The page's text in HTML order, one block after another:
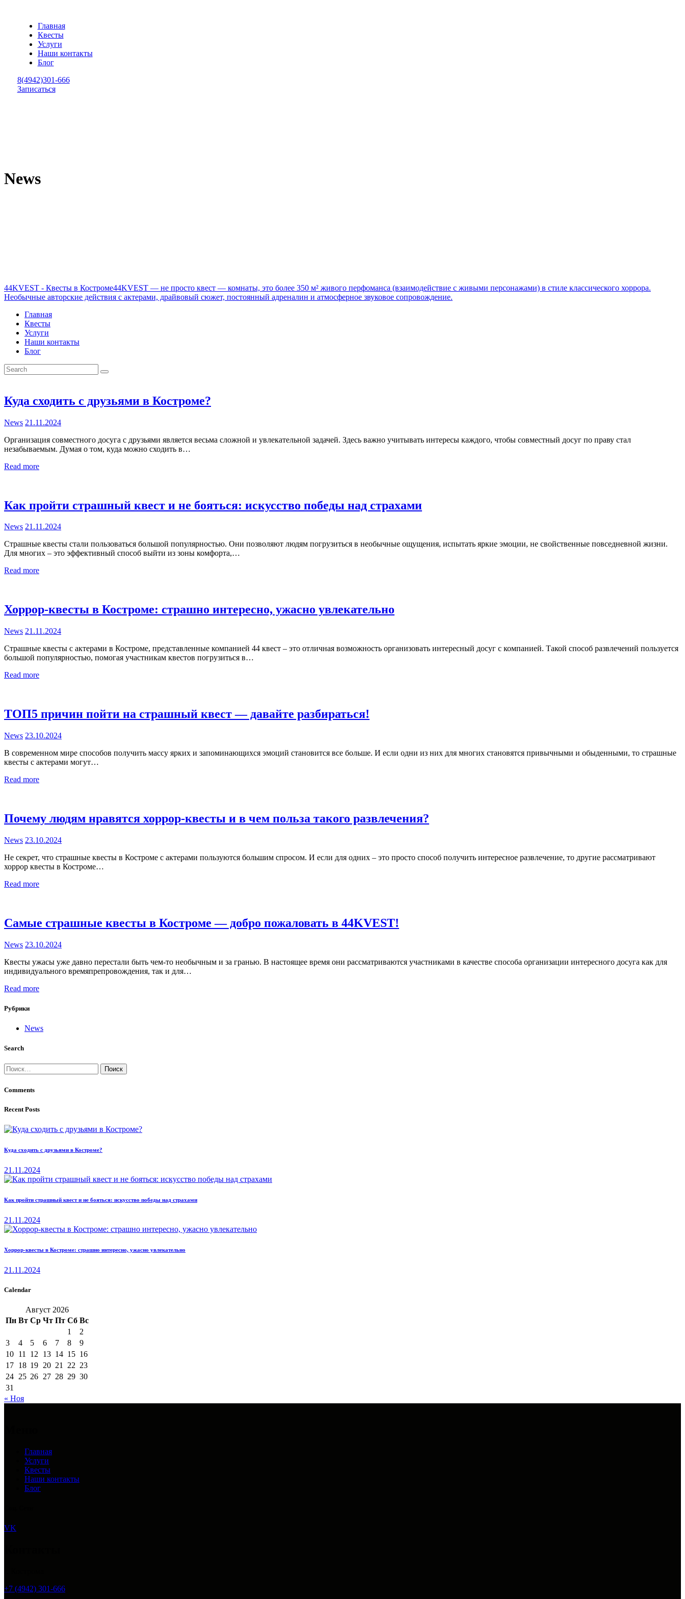
Главная
Квесты
Услуги
Наши контакты
Блог
8(4942)301-666
Записаться
News
44KVEST - Квесты в Костроме44KVEST — не просто квест — комнаты, это более 350 м² живого перфоманса (взаимодействие с живыми персонажами) в стиле классического хоррора.
Необычные авторские действия с актерами, драйвовый сюжет, постоянный адреналин и атмосферное звуковое сопровождение.
Главная
Квесты
Услуги
Наши контакты
Блог
Куда сходить с друзьями в Костроме?
News 21.11.2024
Организация совместного досуга с друзьями является весьма сложной и увлекательной задачей. Здесь важно учитывать интересы каждого, чтобы совместный досуг по праву стал
незабываемым. Думая о том, куда можно сходить в…
Read more
Как пройти страшный квест и не бояться: искусство победы над страхами
News 21.11.2024
Страшные квесты стали пользоваться большой популярностью. Они позволяют людям погрузиться в необычные ощущения, испытать яркие эмоции, не свойственные повседневной жизни.
Для многих – это эффективный способ выйти из зоны комфорта,…
Read more
Хоррор-квесты в Костроме: страшно интересно, ужасно увлекательно
News 21.11.2024
Страшные квесты с актерами в Костроме, представленные компанией 44 квест – это отличная возможность организовать интересный досуг с компанией. Такой способ развлечений пользуется
большой популярностью, помогая участникам квестов погрузиться в…
Read more
ТОП5 причин пойти на страшный квест — давайте разбираться!
News 23.10.2024
В современном мире способов получить массу ярких и запоминающихся эмоций становится все больше. И если одни из них для многих становятся привычными и обыденными, то страшные
квесты с актерами могут…
Read more
Почему людям нравятся хоррор-квесты и в чем польза такого развлечения?
News 23.10.2024
Не секрет, что страшные квесты в Костроме с актерами пользуются большим спросом. И если для одних – это просто способ получить интересное развлечение, то другие рассматривают
хоррор квесты в Костроме…
Read more
Самые страшные квесты в Костроме — добро пожаловать в 44KVEST!
News 23.10.2024
Квесты ужасы уже давно перестали быть чем-то необычным и за гранью. В настоящее время они рассматриваются участниками в качестве способа организации интересного досуга как для
индивидуального времяпрепровождения, так и для…
Read more
Рубрики
News
Search
Найти:
Comments
Recent Posts
Куда сходить с друзьями в Костроме?
21.11.2024
Как пройти страшный квест и не бояться: искусство победы над страхами
21.11.2024
Хоррор-квесты в Костроме: страшно интересно, ужасно увлекательно
21.11.2024
Calendar
Август 2026
Пн Вт Ср Чт Пт Сб Вс
1
2
3
4 5 6 7 8
9
10 11 12 13 14 15 16
17 18 19 20 21 22 23
24 25 26 27 28 29 30
31
« Ноя
Главная
Услуги
Квесты
Наши контакты
Блог
VK
+7 (4942) 301-666